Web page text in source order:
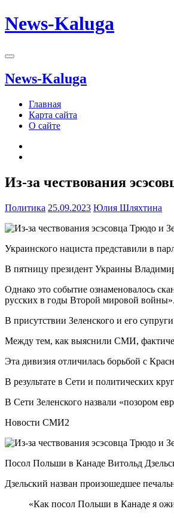
News-Kaluga
News-Kaluga
Главная
Карта сайта
О сайте
Из-за чествования
Политика 25.09.2023 Юлия Шляхтина
Украинского нациста представили в
В пятницу президент Украины
Однако это событие ознаменовалось
русских в годы Второй мировой войны».
В присутствии Зеленского и его
Между тем, как выяснили СМИ,
Эта дивизия отличилась борьбой с
В результате в Сети и политических
В Сети Зеленского назвали «позором
Новости СМИ2
Посол Польши в Канаде Витольд
Дзельский назван произошедшее
«Как посол Польши в Канаде я